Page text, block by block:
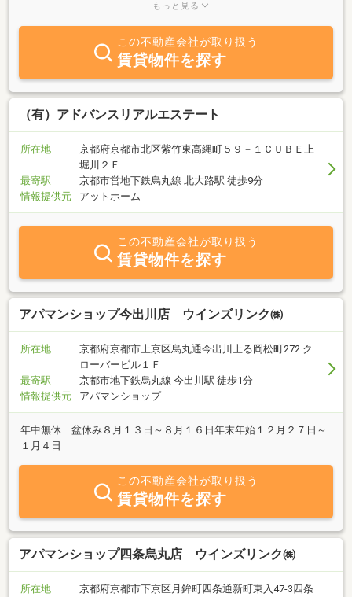
しから事業用物件、リフォームのことまでお気軽にご相談下さい＾
もっと見る
この不動産会社が取り扱う
賃貸物件を探す
（有）アドバンスリアルエステート
所在地
京都府京都市北区紫竹東高縄町５９－１ＣＵＢＥ上
堀川２Ｆ
最寄駅
京都市営地下鉄烏丸線 北大路駅 徒歩9分
情報提供元
アットホーム
この不動産会社が取り扱う
賃貸物件を探す
アパマンショップ今出川店 ウインズリンク㈱
所在地
京都府京都市上京区烏丸通今出川上る岡松町272 ク
ローバービル１Ｆ
最寄駅
京都市地下鉄烏丸線 今出川駅 徒歩1分
情報提供元
アパマンショップ
年中無休 盆休み８月１３日～８月１６日年末年始１２月２７日～
１月４日
この不動産会社が取り扱う
賃貸物件を探す
アパマンショップ四条烏丸店 ウインズリンク㈱
所在地
京都府京都市下京区月鉾町四条通新町東入47-3四条